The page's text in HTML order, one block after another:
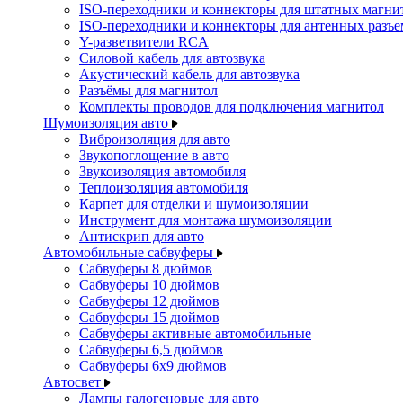
ISO-переходники и коннекторы для штатных
ISO-переходники и коннекторы для антенных
Y-разветвители RCA
Силовой кабель для автозвука
Акустический кабель для автозвука
Разъёмы для магнитол
Комплекты проводов для подключения магнитол
Шумоизоляция авто
Виброизоляция для авто
Звукопоглощение в авто
Звукоизоляция автомобиля
Теплоизоляция автомобиля
Карпет для отделки и шумоизоляции
Инструмент для монтажа шумоизоляции
Антискрип для авто
Автомобильные сабвуферы
Сабвуферы 8 дюймов
Сабвуферы 10 дюймов
Сабвуферы 12 дюймов
Сабвуферы 15 дюймов
Сабвуферы активные автомобильные
Сабвуферы 6,5 дюймов
Сабвуферы 6x9 дюймов
Автосвет
Лампы галогеновые для авто